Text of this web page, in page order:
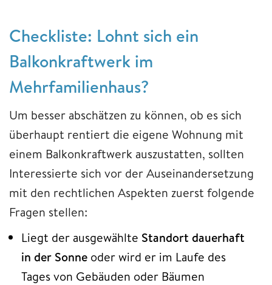
Checkliste: Lohnt sich ein
Balkonkraftwerk im
Mehrfamilienhaus?
Um besser abschätzen zu können, ob es sich
überhaupt rentiert die eigene Wohnung mit
einem Balkonkraftwerk auszustatten, sollten
Interessierte sich vor der Auseinandersetzung
mit den rechtlichen Aspekten zuerst folgende
Fragen stellen:
Liegt der ausgewählte Standort dauerhaft
in der Sonne oder wird er im Laufe des
Tages von Gebäuden oder Bäumen